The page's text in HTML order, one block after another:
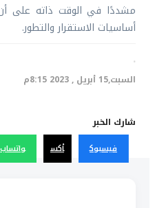
مشددًا في الوقت ذاته على
أساسيات الاستقرار والتطور.
·
السبت,15 أبريل , 2023 8:15م
شارك الخبر
فيسبوك أكس واتساب